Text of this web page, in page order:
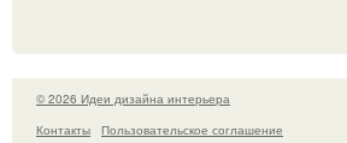
© 2026 Идеи дизайна интерьера
Контакты
Пользовательское соглашение